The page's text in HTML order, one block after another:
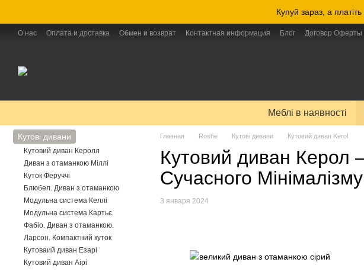
Купуй зараз, а
О нас Оплата и доставка Обмен и возврат Контактная информация Блог Договор Оферты
Меблі в наявності
Главная Roshe Кутові дивани Кутовий диван Kerol
Кутовий диван
Сучасного Мінімалізму
3 января 2024
Кутові дивани
Кутовий диван Керолл
Диван з отаманкою Міллі
Куток Феруччі
Блюбел. Диван з отаманкою
Модульна система Келлі
Модульна система Картьє
Фабіо. Диван з отаманкою.
Ларсон. Компактний куток
Кутоваий диван Езарі
Кутовий диван Аірі